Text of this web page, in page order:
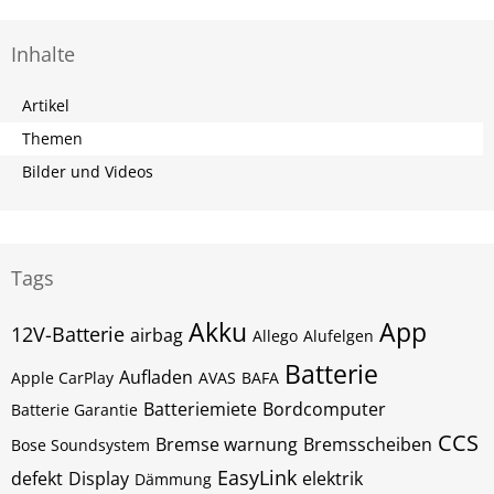
Inhalte
Artikel
Themen
Bilder und Videos
Tags
12V-Batterie airbag Akku Allego Alufelgen App
Apple CarPlay Aufladen AVAS BAFA Batterie
Batterie Garantie Batteriemiete Bordcomputer
Bose Soundsystem Bremse warnung Bremsscheiben CCS
defekt Display Dämmung EasyLink elektrik